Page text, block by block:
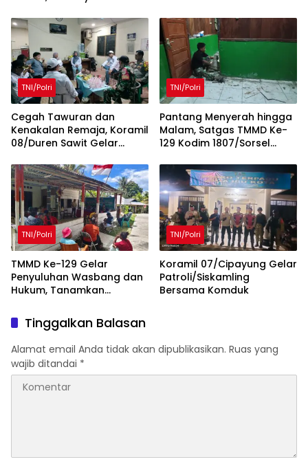
untuk Kampung Sesor
Sesor
TNI/Polri
Cegah Tawuran dan
Kenakalan Remaja, Koramil
08/Duren Sawit Gelar
Komduk
TNI/Polri
Pantang Menyerah hingga
Malam, Satgas TMMD Ke-
129 Kodim 1807/Sorsel
Type 36 untuk Warga
Kampung Sesor
TNI/Polri
TMMD Ke-129 Gelar
Penyuluhan Wasbang dan
Hukum, Tanamkan
serta Taat Aturan di
Kampung Sesor
TNI/Polri
Koramil 07/Cipayung Gelar
Patroli/Siskamling
Bersama Komduk
Tinggalkan Balasan
Alamat email Anda tidak akan dipublikasikan. Ruas yang
wajib ditandai *